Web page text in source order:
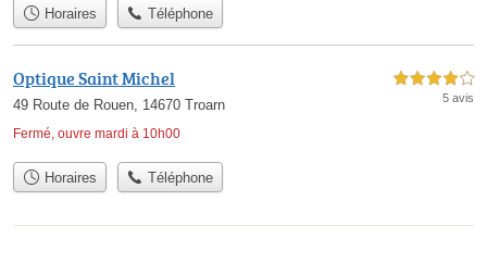
Horaires Téléphone
Optique Saint Michel
49 Route de Rouen, 14670 Troarn
Fermé, ouvre mardi à 10h00
4,0 étoiles sur 5
5 avis
Horaires Téléphone